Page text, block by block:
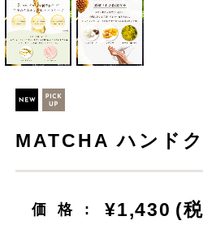
MATCHA ハンド
価格: ¥1,430 (